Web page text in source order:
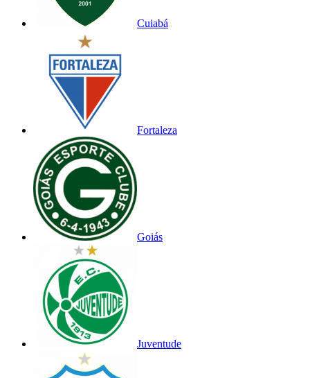
Cuiabá
Fortaleza
Goiás
Juventude